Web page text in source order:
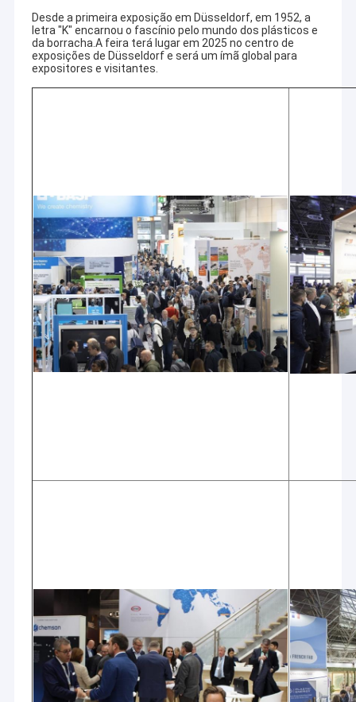
Produtos
Sobre nós
Desde a primeira exposição em Düsseldorf, em 1952, a
letra "K" encarnou o fascínio pelo mundo dos plásticos e
da borracha.A feira terá lugar em 2025 no centro de
exposições de Düsseldorf e será um ímã global para
expositores e visitantes.
A Jiangsu Laiyi Packing Machinery Co., Ltd foi fundada em
2007 e mudou-se para o distrito de Jintan em 2015. The
new factory with enlarged scale and advanced
technology has improved its brand influence and become